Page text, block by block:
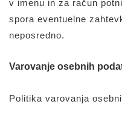
v imenu in za račun
spora eventuelne
neposredno.
Varovanje osebnih
Politika varovanja